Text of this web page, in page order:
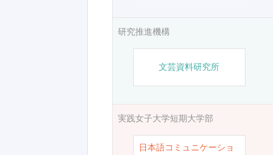
研究推進機構
文芸資料研究所
実践女子大学短期大学部
日本語コミュニケーショ